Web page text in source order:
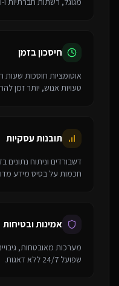
חיסכון בזמן
אוטומציות חוסכות שעות
טעויות אנוש, יותר זמן
תובנות עסקיות
דשבורדים וניתוח
חכמות על בסיס מידע
אמינות ובטיחות
מערכות מאובטחות,
שפועל 24/7 ללא דאגות.